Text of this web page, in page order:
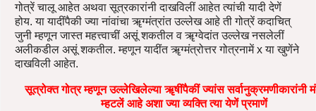
गोत्रें चालू आहेत अथवा सूत्रकारांनी दाखविलीं आहेत त्यांची यादी देणें
होय. या यादींपैकी ज्या नांवांचा ॠग्मंत्रांत उल्लेख आहे ती गोत्रें कदाचित्
जुनी म्हणून जास्त महत्त्वाचीं असूं शकतील व ॠग्वेदांत उल्लेख नसलेलीं
अलीकडील असूं शकतील. म्हणून यादींत ॠग्मंत्रोत्तर गोत्रनामें x या खुणेंने
दाखविली आहेत.
सूत्रोक्त गोत्र म्हणून उल्लेखिलेल्या ॠषींपैकीं ज्यांस सर्वानुक्रमणीकारांनी
म्हटलें आहे अशा ज्या व्यक्ति त्या येणें प्रमाणें